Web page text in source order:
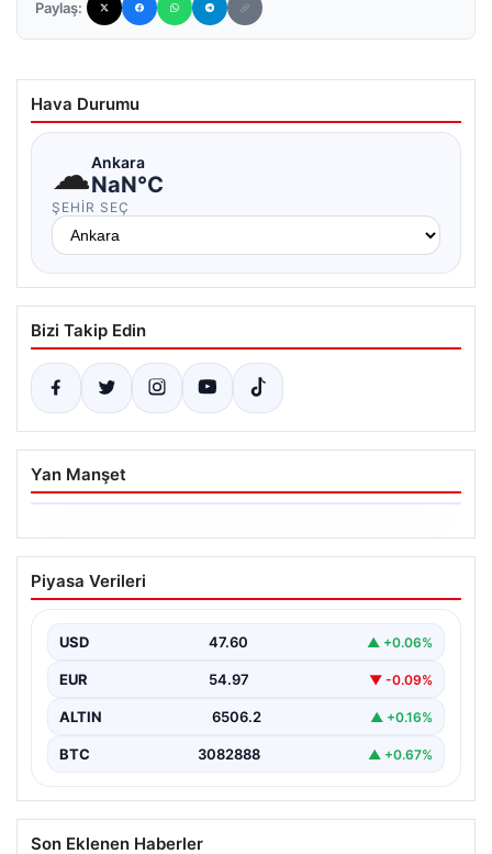
Paylaş:
Hava Durumu
☁Ankara
NaN°C
ŞEHIR SEÇ
Bizi Takip Edin
Yan Manşet
06.08.2026
Ertuğrul Özkök’ün Hakaret İddialarına
İfade Verme Süreci
Cumhurbaşkanına hakaret iddialarıyla yürütülen
soruşturma kapsamında İstanbul Adalet…
Piyasa Verileri
USD 47.60 ▲ +0.06%
EUR 54.97 ▼ -0.09%
ALTIN 6506.2 ▲ +0.16%
BTC 3082888 ▲ +0.67%
Son Eklenen Haberler